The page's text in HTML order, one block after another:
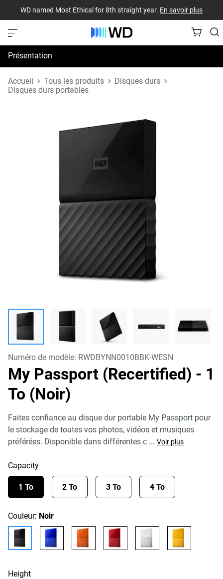
WD named Most Ethical for 8th straight year. En savoir plus
Présentation
Spécifications
Accueil Tous les produits
Disques durs
Disques durs portables
Numéro de modèle: RWDBYNN0010BBK-WESN
My Passport (Recertified) - 1
To (Noir)
Faites confiance au disque dur portable My Passport pour
le stockage de toutes vos photos, vidéos et musiques
préférées. Disponible dans différentes c ... Voir plus
Capacity
1 To 2 To 3 To 4 To
Couleur: Noir
Height